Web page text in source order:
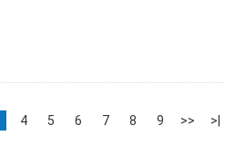
4 5 6 7 8 9 >> >|